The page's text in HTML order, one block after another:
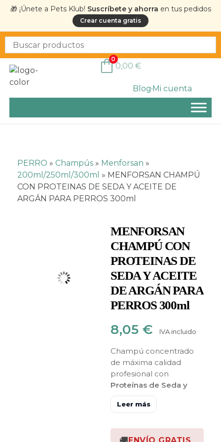
🎁 ¡Únete a Pets Klub! Suscríbete y ahorra en tus pedidos
Crear cuenta gratis
BlogMi cuenta
0
0,00 €
PERRO » Champús » Menforsan »
200ml/250ml/300ml » MENFORSAN CHAMPÚ
CON PROTEINAS DE SEDA Y ACEITE DE
ARGÁN PARA PERROS 300ml
MENFORSAN
CHAMPÚ CON
PROTEINAS DE
SEDA Y ACEITE
DE ARGÁN PARA
PERROS 300ml
8,05 € IVA incluido
Champú concentrado
de máxima calidad
profesional con
Proteínas de Seda y
Aceite de Argán
pararecuperar la
suavidad de los pelajes
Leer más